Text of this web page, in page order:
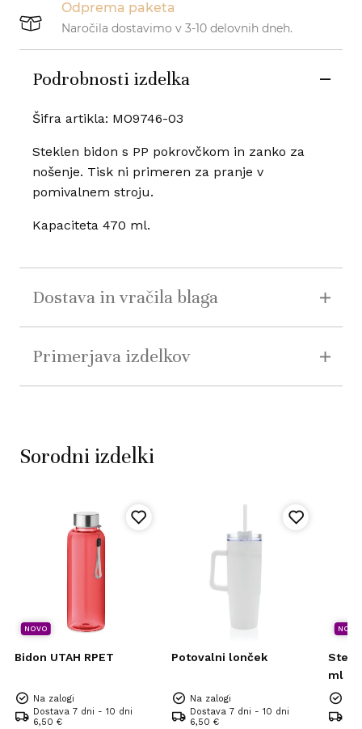
Odprema paketa
Naročila dostavimo v 3-10 delovnih dneh.
Podrobnosti izdelka
Šifra artikla: MO9746-03
Steklen bidon s PP pokrovčkom in zanko za
nošenje. Tisk ni primeren za pranje v
pomivalnem stroju.
Kapaciteta 470 ml.
Dostava in vračila blaga
Primerjava izdelkov
Sorodni izdelki
NOVO
Bidon UTAH RPET
Na zalogi
Dostava 7 dni - 10 dni
6,50 €
Potovalni lonček
Na zalogi
Dostava 7 dni - 10 dni
6,50 €
NOVO
ml